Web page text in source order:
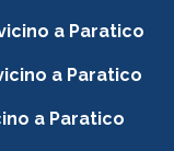
a Paratico
a Paratico
a Paratico